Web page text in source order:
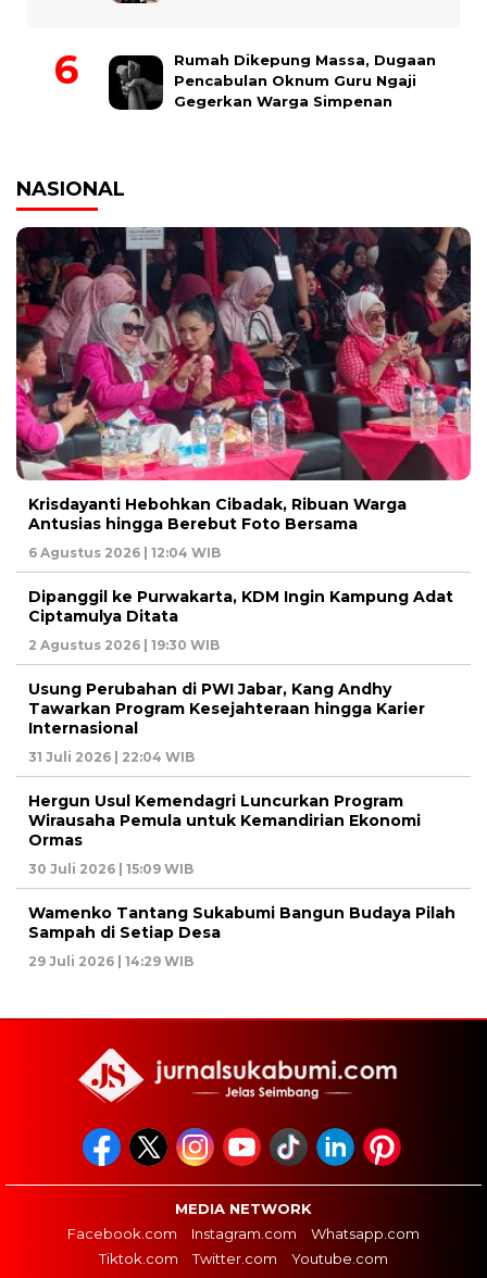
Rumah Dikepung Massa, Dugaan
Pencabulan Oknum Guru Ngaji
Gegerkan Warga Simpenan
NASIONAL
Krisdayanti Hebohkan Cibadak, Ribuan Warga
Antusias hingga Berebut Foto Bersama
6 Agustus 2026 | 12:04 WIB
Dipanggil ke Purwakarta, KDM Ingin Kampung Adat
Ciptamulya Ditata
2 Agustus 2026 | 19:30 WIB
Usung Perubahan di PWI Jabar, Kang Andhy
Tawarkan Program Kesejahteraan hingga Karier
Internasional
31 Juli 2026 | 22:04 WIB
Hergun Usul Kemendagri Luncurkan Program
Wirausaha Pemula untuk Kemandirian Ekonomi
Ormas
30 Juli 2026 | 15:09 WIB
Wamenko Tantang Sukabumi Bangun Budaya Pilah
Sampah di Setiap Desa
29 Juli 2026 | 14:29 WIB
MEDIA NETWORK
Facebook.com
Instagram.com
Whatsapp.com
Tiktok.com
Twitter.com Youtube.com